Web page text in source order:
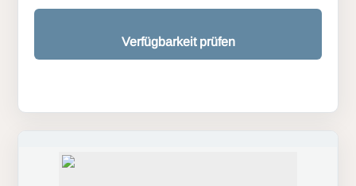
Verfügbarkeit prüfen